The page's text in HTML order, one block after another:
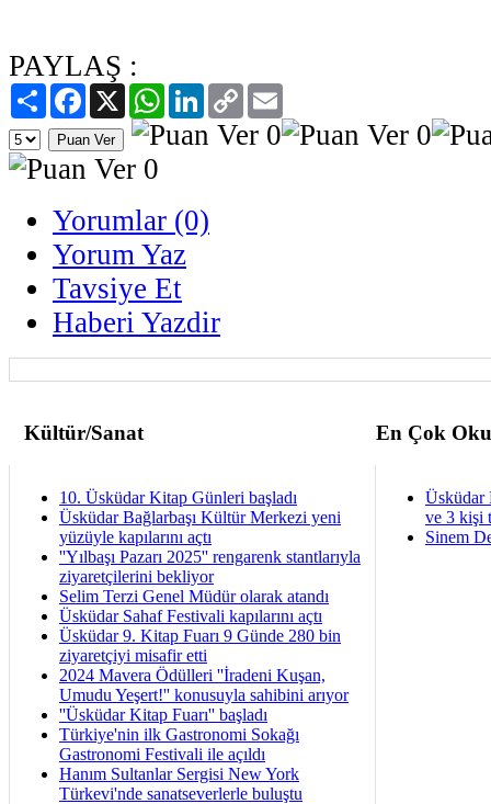
PAYLAŞ :
PaylaşFacebook
X WhatsAppLinkedIn
Copy
Link
Yorumlar (0)
Yorum Yaz
Tavsiye Et
Haberi Yazdir
Kültür/Sanat En Çok
10. Üsküdar Kitap Günleri başladı
Üsküdar Bağlarbaşı Kültür Merkezi yeni
yüzüyle kapılarını açtı
''Yılbaşı Pazarı 2025'' rengarenk stantlarıyla
ziyaretçilerini bekliyor
Selim Terzi Genel Müdür olarak atandı
Üsküdar Sahaf Festivali kapılarını açtı
Üsküdar 9. Kitap Fuarı 9 Günde 280 bin
ziyaretçiyi misafir etti
2024 Mavera Ödülleri ''İradeni Kuşan,
Umudu Yeşert!'' konusuyla sahibini arıyor
''Üsküdar Kitap Fuarı'' başladı
Türkiye'nin ilk Gastronomi Sokağı
Gastronomi Festivali ile açıldı
Hanım Sultanlar Sergisi New York
Türkevi'nde sanatseverlerle buluştu
Üsküdar
ve 3 kişi
Sinem